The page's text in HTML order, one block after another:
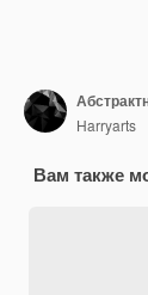
Harryarts
Вам также